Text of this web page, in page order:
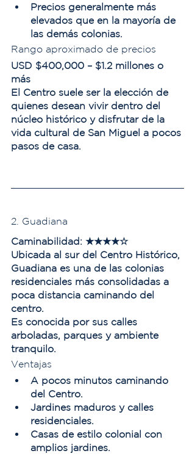
Precios generalmente más
elevados que en la mayoría de
las demás colonias.
Rango aproximado de precios
USD $400,000 – $1.2 millones o
más
El Centro suele ser la elección de
quienes desean vivir dentro del
núcleo histórico y disfrutar de la
vida cultural de San Miguel a pocos
pasos de casa.
2. Guadiana
Caminabilidad: ★★★★☆
Ubicada al sur del Centro Histórico,
Guadiana es una de las colonias
residenciales más consolidadas a
poca distancia caminando del
centro.
Es conocida por sus calles
arboladas, parques y ambiente
tranquilo.
Ventajas
A pocos minutos caminando
del Centro.
Jardines maduros y calles
residenciales.
Casas de estilo colonial con
amplios jardines.